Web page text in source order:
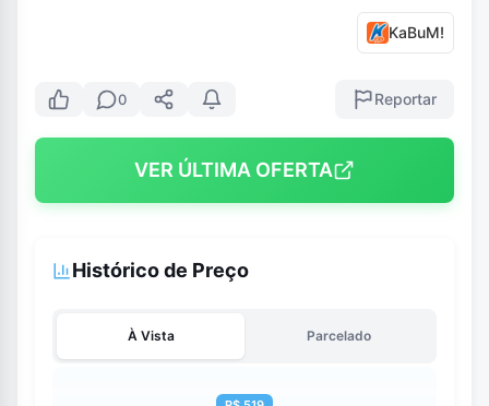
KaBuM!
0 Reportar
VER ÚLTIMA OFERTA
Histórico de Preço
À Vista Parcelado